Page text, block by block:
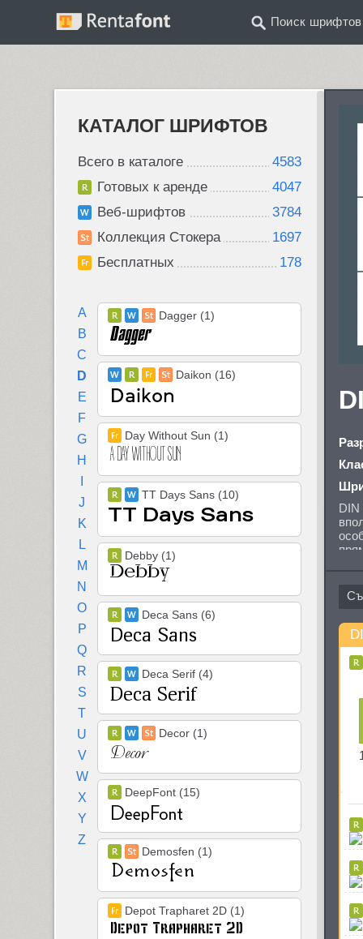
Поиск шрифтов
КАТАЛОГ ШРИФТОВ
Всего в каталоге
4583
Готовых к аренде
4047
Веб-шрифтов
3784
Коллекция Стокера
1697
Бесплатных
178
A
B
C
D
E
F
G
H
J
K
L
M
N
O
P
Q
R
S
T
U
V
W
X
Y
Z
Dagger (1)
Daikon (16)
Day Without Sun (1)
TT Days Sans (10)
Debby (1)
Deca Sans (6)
Deca Serif (4)
Decor (1)
DeepFont (15)
Demosfen (1)
Depot Trapharet 2D (1)
DIN